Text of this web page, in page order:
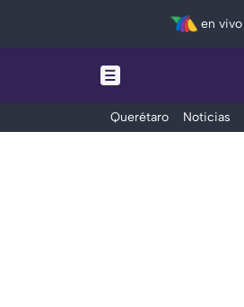
en vivo
Querétaro Noticias